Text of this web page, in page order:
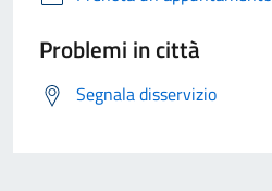
Problemi in città
Segnala disservizio